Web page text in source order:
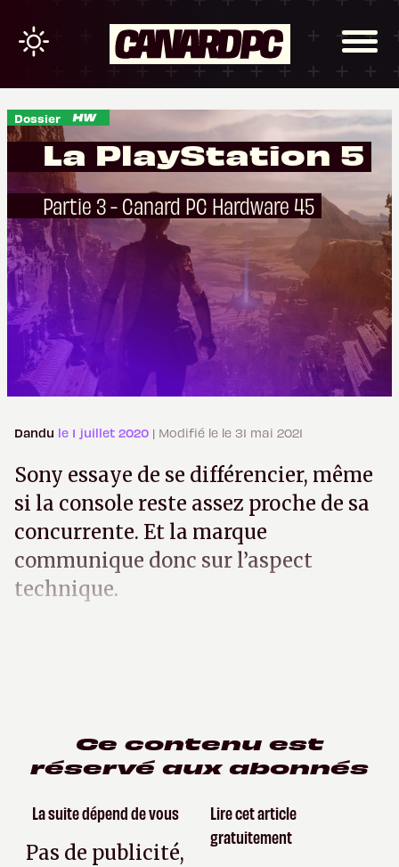
Dossier
La PlayStation 5
Partie 3 - Canard PC Hardware 45
Dandu le 1 juillet 2020 | Modifié le le 31 mai 2021
Sony essaye de se différencier, même
si la console reste assez proche de sa
concurrente. Et la marque
communique donc sur l’aspect
technique.
Ce contenu est
réservé aux abonnés
La suite dépend de vous
Pas de publicité,
Lire cet article
gratuitement